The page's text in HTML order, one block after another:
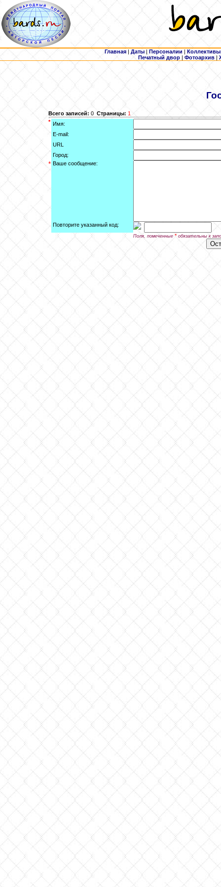
Главная | Даты | Персоналии | Коллективы
Печатный двор |Фотоархив |
Всего записей: 0 Страницы: 1
* Имя:
E-mail:
URL
Город:
* Ваше сообщение:
Повторите указанный код:
Поля, помеченные * обязательны к